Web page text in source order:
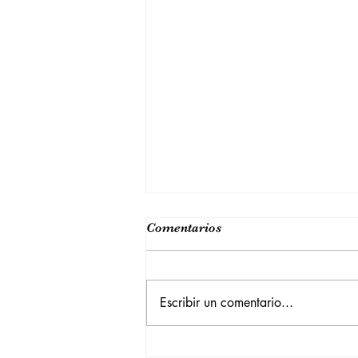
Mierda de dinosaurio
Comentarios
Escribir un comentario...